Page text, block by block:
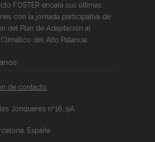
FOSTER encara sus últimas
con la jornada participativa de
del Plan de Adaptación al
del Alto Palancia
de contacto
Jonqueres nº16, 9A
España